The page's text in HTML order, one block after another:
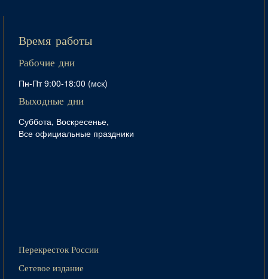
Время работы
Рабочие дни
Пн-Пт 9:00-18:00 (мск)
Выходные дни
Суббота, Воскресенье,
Все официальные праздники
Перекресток России
Сетевое издание